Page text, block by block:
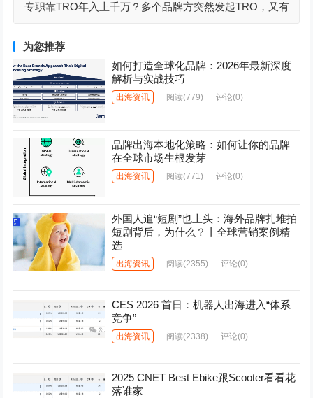
专职靠TRO年入上千万？多个品牌方突然发起TRO，又有
为您推荐
如何打造全球化品牌：2026年最新深度
解析与实战技巧
出海资讯 阅读(779) 评论(0)
品牌出海本地化策略：如何让你的品牌
在全球市场生根发芽
出海资讯 阅读(771) 评论(0)
外国人追“短剧”也上头：海外品牌扎堆拍
短剧背后，为什么？丨全球营销案例精
选
出海资讯 阅读(2355) 评论(0)
CES 2026 首日：机器人出海进入“体系
竞争”
出海资讯 阅读(2338) 评论(0)
2025 CNET Best Ebike跟Scooter看看花
落谁家